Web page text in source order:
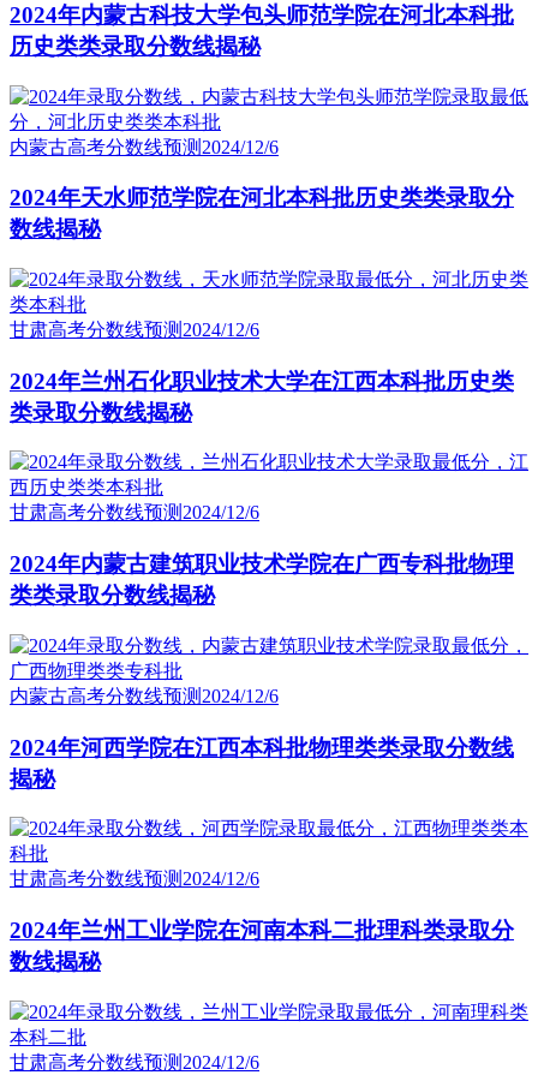
2024年内蒙古科技大学包头师范学院在河北本科批
历史类类录取分数线揭秘
内蒙古高考分数线预测 2024/12/6
2024年天水师范学院在河北本科批历史类类录取分
数线揭秘
甘肃高考分数线预测 2024/12/6
2024年兰州石化职业技术大学在江西本科批历史类
类录取分数线揭秘
甘肃高考分数线预测2024/12/6
2024年内蒙古建筑职业技术学院在广西专科批物理
类类录取分数线揭秘
内蒙古高考分数线预测 2024/12/6
2024年河西学院在江西本科批物理类类录取分数线
揭秘
甘肃高考分数线预测 2024/12/6
2024年兰州工业学院在河南本科二批理科类录取分
数线揭秘
甘肃高考分数线预测 2024/12/6